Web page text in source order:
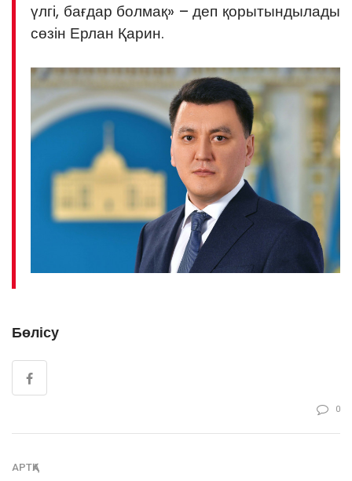
үлгі, бағдар болмақ» – деп қорытындылады
сөзін Ерлан Қарин.
Бөлісу
0
АРТҚА